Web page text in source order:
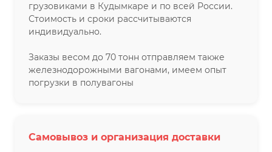
грузовиками в Кудымкаре и по всей России.
Стоимость и сроки рассчитываются
индивидуально.
Заказы весом до 70 тонн отправляем также
железнодорожными вагонами, имеем опыт
погрузки в полувагоны
Самовывоз и организация доставки